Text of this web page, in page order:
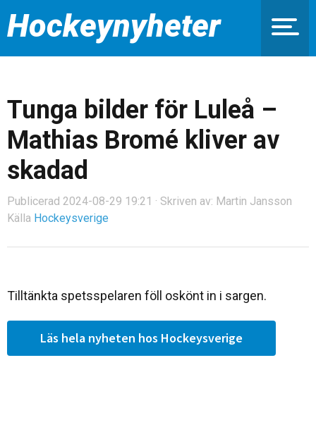
Hockeynyheter
Tunga bilder för Luleå –
Mathias Bromé kliver av
skadad
Publicerad 2024-08-29 19:21 · Skriven av: Martin Jansson
Källa Hockeysverige
Tilltänkta spetsspelaren föll oskönt in i sargen.
Läs hela nyheten hos Hockeysverige